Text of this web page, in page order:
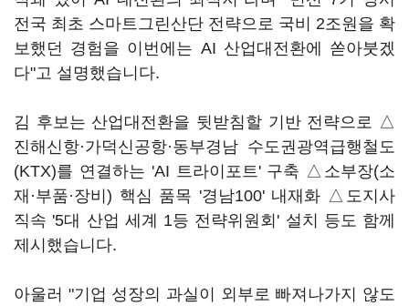
전국 최초 스마트그린산단 전략으로 국비 2조원을 확
보했던 경험을 이번에는 AI 산업대전환에 쏟아붓겠
다"고 설명했습니다.
김 후보는 산업대전환을 뒷받침할 기반 전략으로 △
진해신항·가덕신공항·동부경남 수도권광역급행철도
(KTX)를 연결하는 'AI 트라이포트' 구축 △소부장(소
재·부품·장비) 핵심 품목 '경남100' 내재화 △도지사
직속 '5대 산업 세계 1등 전략위원회' 설치 등도 함께
제시했습니다.
아울러 "기업 성장의 과실이 외부로 빠져나가지 않도